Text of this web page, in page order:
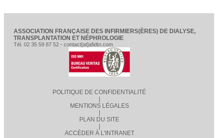
ASSOCIATION FRANÇAISE DES INFIRMIERS(ÈRES) DE DIALYSE,
TRANSPLANTATION ET NÉPHROLOGIE
Tél. 02 35 59 87 52 - contact[at]afidtn.com
POLITIQUE DE CONFIDENTIALITÉ
MENTIONS LÉGALES
PLAN DU SITE
ACCÉDER À L'INTRANET